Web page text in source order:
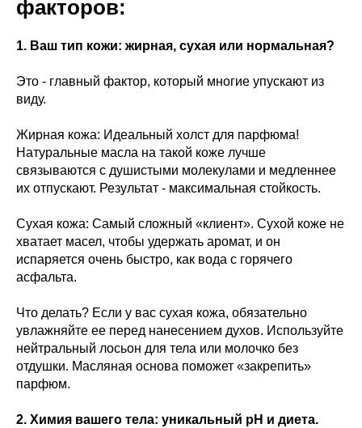
факторов:
1. Ваш тип кожи: жирная, сухая или нормальная?
Это - главный фактор, который многие упускают из
виду.
Жирная кожа: Идеальный холст для парфюма!
Натуральные масла на такой коже лучше
связываются с душистыми молекулами и медленнее
их отпускают. Результат - максимальная стойкость.
Сухая кожа: Самый сложный «клиент». Сухой коже не
хватает масел, чтобы удержать аромат, и он
испаряется очень быстро, как вода с горячего
асфальта.
Что делать? Если у вас сухая кожа, обязательно
увлажняйте ее перед нанесением духов. Используйте
нейтральный лосьон для тела или молочко без
отдушки. Масляная основа поможет «закрепить»
парфюм.
2. Химия вашего тела: уникальный pH и диета.